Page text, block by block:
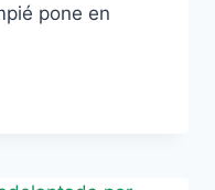
pone en